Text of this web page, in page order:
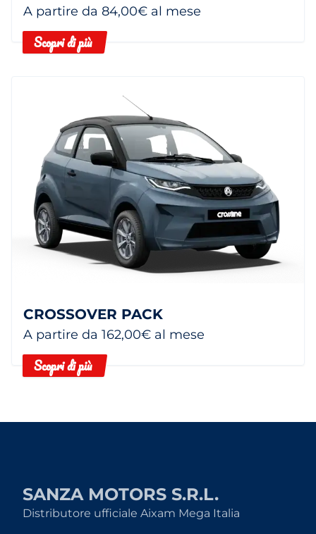
A partire da 84,00€ al mese
Scopri di più
CROSSOVER PACK
A partire da 162,00€ al mese
Scopri di più
SANZA MOTORS S.R.L.
Distributore ufficiale Aixam Mega Italia